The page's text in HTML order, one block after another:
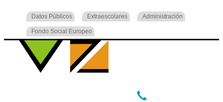
Datos Públicos Extraescolares Administración
Fondo Social Europeo